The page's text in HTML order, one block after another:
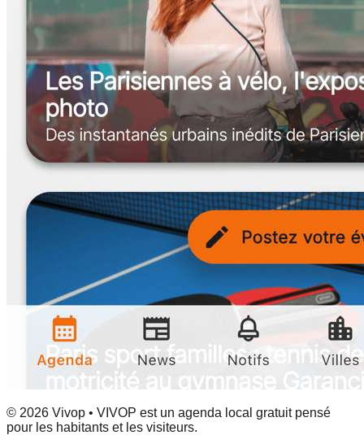
© 2026 Vivop • VIVOP est un agenda local gratuit pensé
pour les habitants et les visiteurs.